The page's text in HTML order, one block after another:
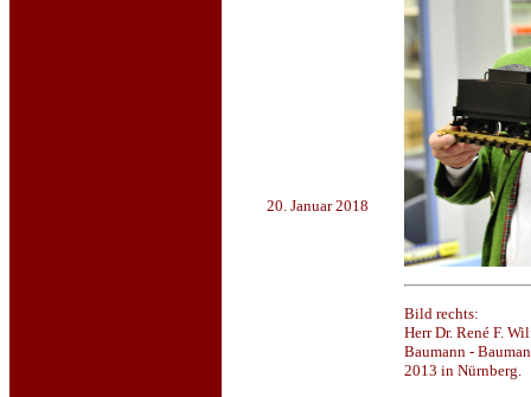
20. Januar 2018
Bild rechts:
Herr Dr. René F.
Baumann -
2013 in Nürnberg.